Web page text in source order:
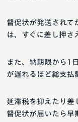
督促状が発送されて
は、すぐに差し押さ
また、納期限から1
が遅れるほど総支払
延滞税を抑えたり差
督促状が届いたら早